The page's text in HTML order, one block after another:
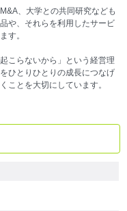
、大学との共同研究なども
や、それらを利用したサービ
す。
こらないから」という経営理
ひとりひとりの成長につなげ
ことを大切にしています。